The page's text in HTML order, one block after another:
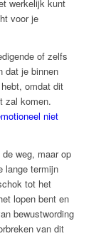
werkelijk kunt
voor je
of zelfs
dat je binnen
omdat dit
zal komen.
niet
weg, maar op
lange termijn
tot het
lopen bent en
bewustwording
van dit